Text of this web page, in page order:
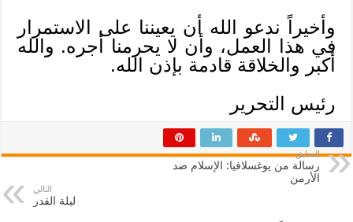
وأخيراً ندعو الله أن يعيننا على الاستمرار
في هذا العمل، وأن لا يحرمنا أجره. والله
أكبر والخلاقة قادمة بإذن الله.
رئيس التحرير
السابق
رسالة من يوغسلافيا: الإسلام ضد
الأرمن
التالي
ليلة القدر